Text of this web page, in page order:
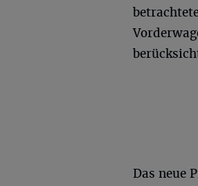
Das neue